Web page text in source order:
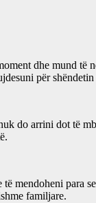
dhe mund të
për
do arrini dot të
të mendoheni para
familjare.